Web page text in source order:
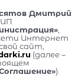
Дмитрий
Интернет
сайт,
(далее –
).